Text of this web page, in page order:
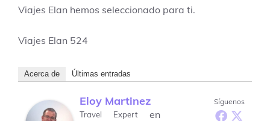
Viajes Elan hemos seleccionado para ti.
Viajes Elan 524
Acerca de Últimas entradas
Síguenos
Eloy Martinez
Travel Experten